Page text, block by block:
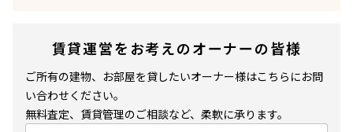
賃貸運営をお考えのオーナーの皆様
ご所有の建物、お部屋を貸したいオーナー様はこちらにお問
い合わせください。
無料査定、賃貸管理のご相談など、柔軟に承ります。